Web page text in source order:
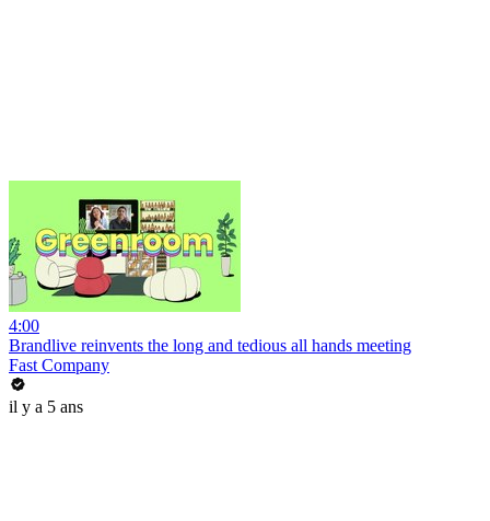
4:00
Brandlive reinvents the long and tedious all hands meeting
Fast Company
il y a 5 ans